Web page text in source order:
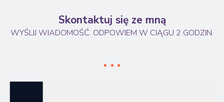
Skontaktuj się ze mną
WYŚLIJ WIADOMOŚĆ. ODPOWIEM W CIĄGU 2 GODZIN.